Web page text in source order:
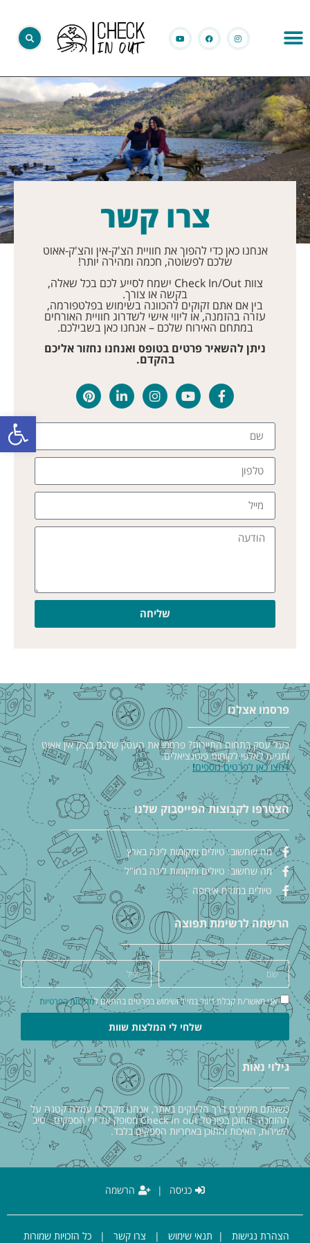
פתח
צרו קשר
אנחנו כאן כדי להפוך את חוויית הצ'ק-אין והצ'ק-אאוט
שלכם לפשוטה, חכמה ומהירה יותר!
צוות Check In/Out ישמח לסייע לכם בכל שאלה,
בקשה או צורך.
בין אם אתם זקוקים להכוונה בשימוש בפלטפורמה,
עזרה בהזמנה, או ליווי אישי לשדרוג חוויית האורחים
במתחם האירוח שלכם – אנחנו כאן בשבילכם.
ניתן להשאיר פרטים בטופס ואנחנו נחזור אליכם
בהקדם.
שליחה
פרסמו אצלנו
בעל עסק בתחום התיירות? פרסמו את העסק שלכם בצ׳ק אין אאוט
ותגיעו לאלפי לקוחות פוטנציאלים.
לחצו כאן לפרטים נוספים!
הצטרפו לקבוצות הפייסבוק שלנו
מה שחשוב: טיולים ומקומות לינה בארץ
מה שחשוב: טיולים ומקומות לינה בחו"ל
טיולים במזרח אירופה
הרשמה לרשימת תפוצה
אני מאשר/ת קבלת דיוור במייל ושימוש בפרטים בהתאם למדיניות הפרטיות
שלחי לי המלצות שוות
גילוי נאות
כשאתם מזמינים דרך הלינקים באתר, אנחנו מקבלים עמלה קטנה על
ההזמנה. התוכן בפורטל Check in out מסופק על ידי הספקים. טיב
השירות, האיכות והתוכן באחריות הספקים בלבד.
כניסה | הרשמה
הצהרת נגישות | תנאי שימוש | צרו קשר | כל הזכויות שמורות